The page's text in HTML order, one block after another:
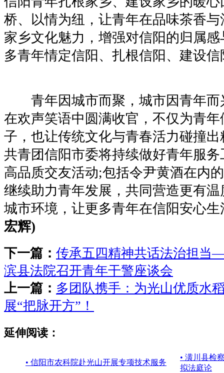
桥、以情为纽，让青年在品味茶香
家乡文化魅力，增强对信阳的归属
多青年情定信阳、扎根信阳、建设信
青年因城市而聚，城市因青年而
在欢声笑语中圆满收官，不仅为青
子，也让传统文化与青春活力碰撞
共青团信阳市委将持续做好青年服
高品质交友活动;包括令尹黄酒在内
继续助力青年发展，共同营造更有
城市环境，让更多青年在信阳安心
宏辉)
下一篇： 传承五四精神共话法治担
滨县法院召开青年干警座谈会
上一篇： 多团队携手：为光山优质水
展“把脉开方”！
延伸阅读：
• 信阳市农科院赴光山开展专项技术服务
• 潢川县检
拟法庭论